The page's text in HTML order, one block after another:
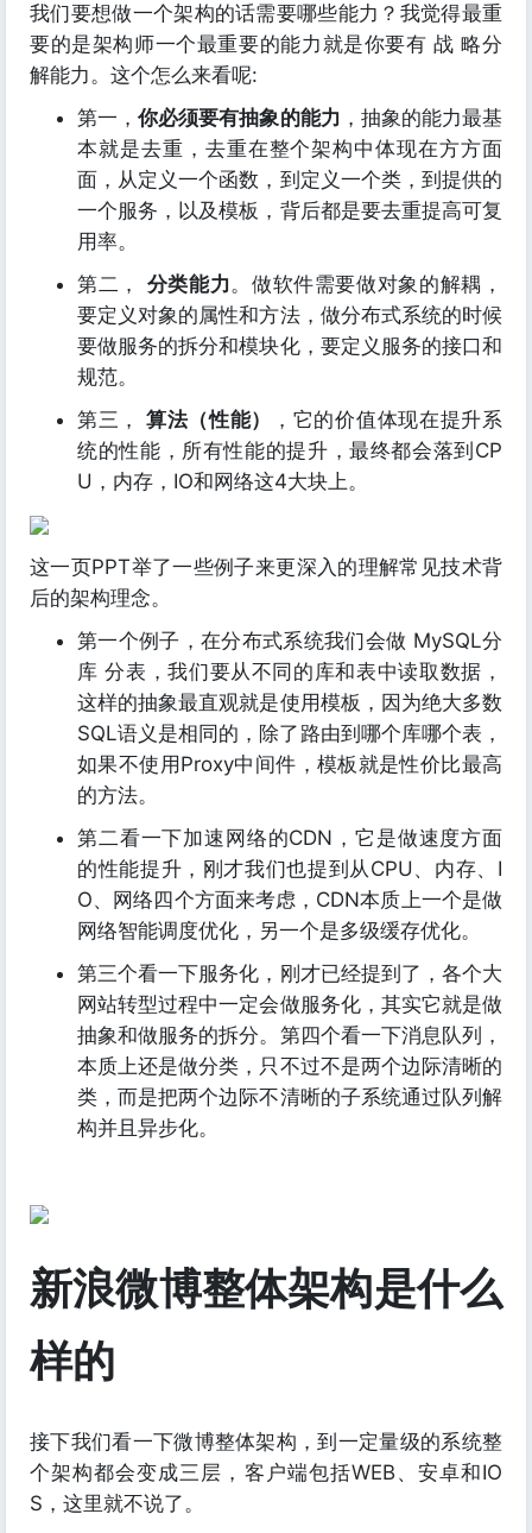
我们要想做一个架构的话需要哪些能力？我觉得最重
要的是架构师一个最重要的能力就是你要有 战 略分
解能力。这个怎么来看呢:
第一，你必须要有抽象的能力 ，抽象的能力最基
本就是去重，去重在整个架构中体现在方方面
面，从定义一个函数，到定义一个类，到提供的
一个服务，以及模板，背后都是要去重提高可复
用率。
第二， 分类能力。做软件需要做对象的解耦，
要定义对象的属性和方法，做分布式系统的时候
要做服务的拆分和模块化，要定义服务的接口和
规范。
第三，
算法（性能）
，它的价值体现在提升系
统的性能，所有性能的提升，最终都会落到CP
U，内存，IO和网络这4大块上。
这一页PPT举了一些例子来更深入的理解常见技术背
后的架构理念。
第一个例子，在分布式系统我们会做 MySQL分
库 分表，我们要从不同的库和表中读取数据，
这样的抽象最直观就是使用模板，因为绝大多数
SQL语义是相同的，除了路由到哪个库哪个表，
如果不使用Proxy中间件，模板就是性价比最高
的方法。
第二看一下加速网络的CDN，它是做速度方面
的性能提升，刚才我们也提到从CPU、内存、I
O、网络四个方面来考虑，CDN本质上一个是做
网络智能调度优化，另一个是多级缓存优化。
第三个看一下服务化，刚才已经提到了，各个大
网站转型过程中一定会做服务化，其实它就是做
抽象和做服务的拆分。第四个看一下消息队列，
本质上还是做分类，只不过不是两个边际清晰的
类，而是把两个边际不清晰的子系统通过队列解
构并且异步化。
新浪微博整体架构是什么
样的
接下我们看一下微博整体架构，到一定量级的系统整
个架构都会变成三层，客户端包括WEB、安卓和IO
S，这里就不说了。